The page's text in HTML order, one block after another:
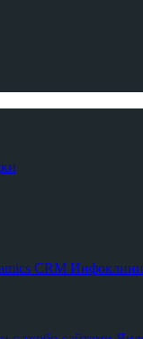
CRM